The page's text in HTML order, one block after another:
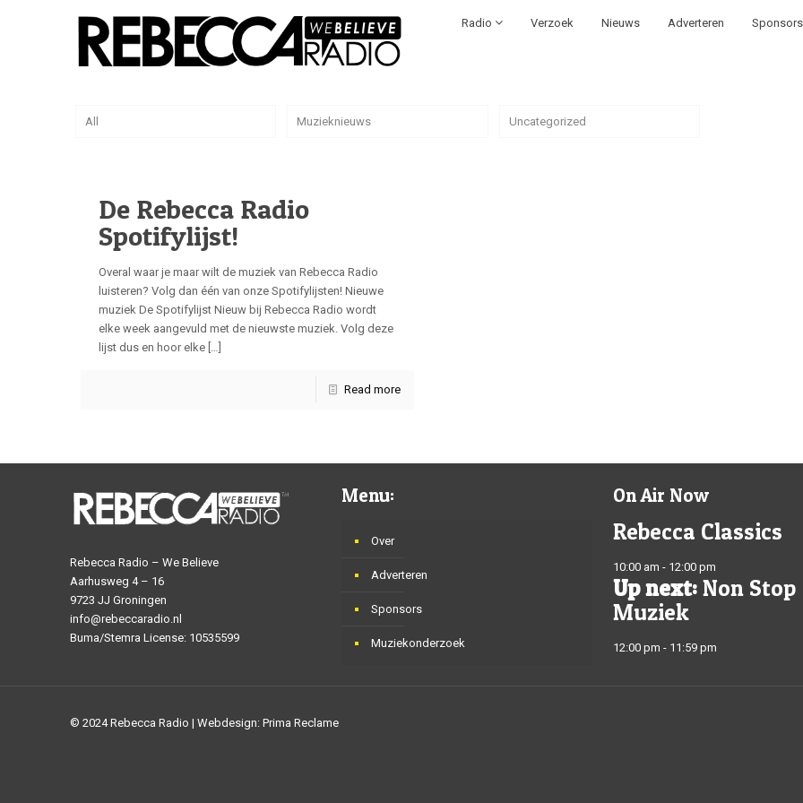
Radio Verzoek Nieuws Adverteren Sponsors
All Muzieknieuws Uncategorized
De Rebecca Radio
Spotifylijst!
Overal waar je maar wilt de muziek van Rebecca Radio
luisteren? Volg dan één van onze Spotifylijsten! Nieuwe
muziek De Spotifylijst Nieuw bij Rebecca Radio wordt
elke week aangevuld met de nieuwste muziek. Volg deze
lijst dus en hoor elke[…]
Read more
Rebecca Radio – We Believe
Aarhusweg 4 – 16
9723 JJ Groningen
info@rebeccaradio.nl
Buma/Stemra License: 10535599
Menu:
Over
Adverteren
Sponsors
Muziekonderzoek
On Air Now
Rebecca Classics
10:00 am - 12:00 pm
Up next: Non Stop
Muziek
12:00 pm - 11:59 pm
© 2024 Rebecca Radio | Webdesign: Prima Reclame